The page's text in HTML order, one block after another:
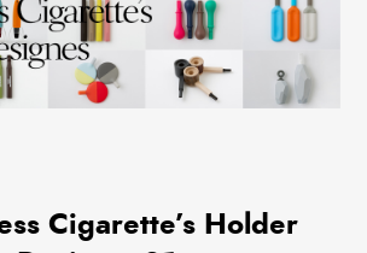
Cigarette’s Holder